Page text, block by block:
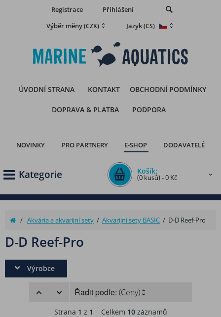
Registrace
Přihlášení
Výběr měny(CZK) Jazyk(CS)
ÚVODNÍ STRANA KONTAKT OBCHODNÍ PODMÍNKY
DOPRAVA & PLATBA PODPORA
NOVINKY PRO PARTNERY E-SHOP DODAVATELÉ
Kategorie Košík:
(0 kusů) - 0 Kč
/ Akvária a akvarijní sety / Akvarijní sety BASIC / D-D Reef-Pro
D-D Reef-Pro
Výrobce
Řadit podle: (Ceny)
Strana 1 z 1 Celkem 10záznamů